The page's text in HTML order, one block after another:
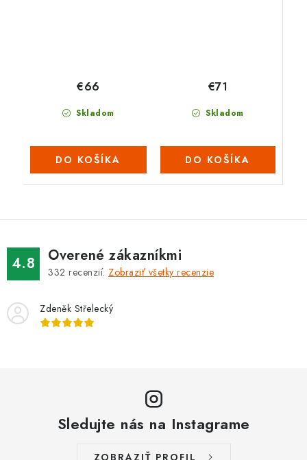
Skladom
€66
DO KOŠÍKA
Skladom
€71
DO KOŠÍKA
4.8 Overené zákazníkmi
332 recenzií. Zobraziť všetky recenzie
Zdeněk Střelecký
Sledujte nás na Instagrame